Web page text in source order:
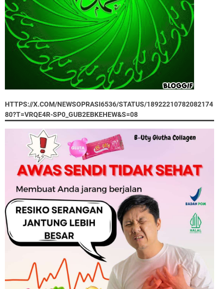
HTTPS://X.COM/NEWSOPRASI6536/STATUS/18922210782082174
80?T=VRQE4R-SP0_GUB2EBKEHEW&S=08